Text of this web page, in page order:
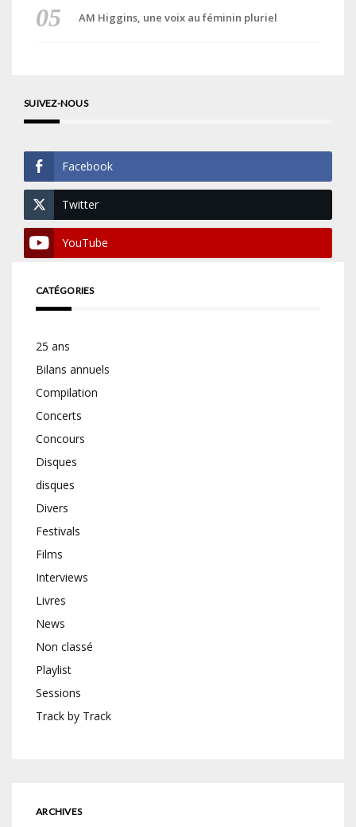
AM Higgins, une voix au féminin pluriel
SUIVEZ-NOUS
Facebook
Twitter
YouTube
CATÉGORIES
25 ans
Bilans annuels
Compilation
Concerts
Concours
Disques
disques
Divers
Festivals
Films
Interviews
Livres
News
Non classé
Playlist
Sessions
Track by Track
ARCHIVES